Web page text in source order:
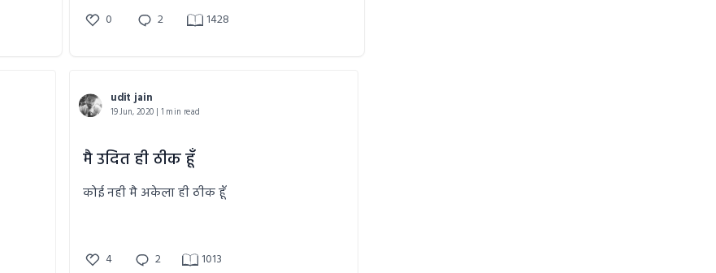
0 2 1428
udit jain
19 Jun, 2020 | 1 min read
मै उदित ही ठीक हूँ
कोई नही मै अकेला ही ठीक हूँ
4 2 1013